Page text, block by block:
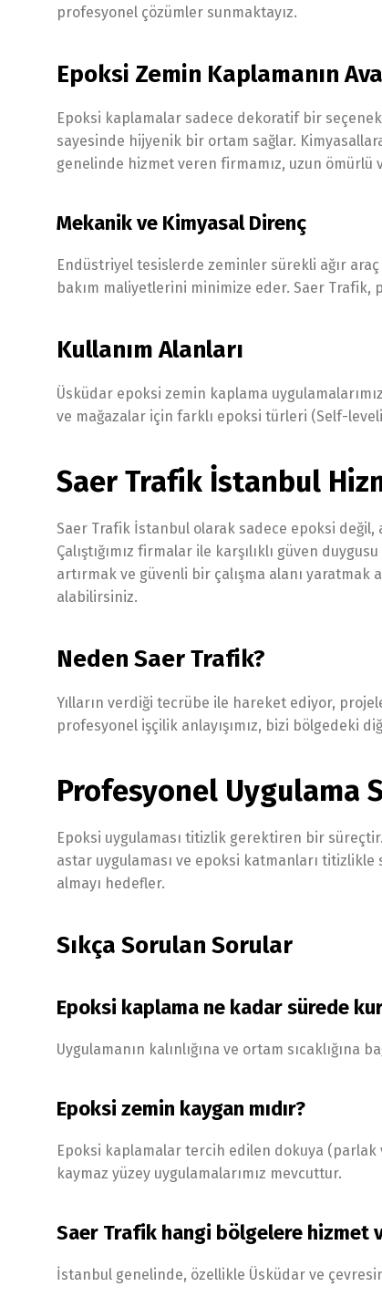
profesyonel çözümler sunmaktayız.
Epoksi Zemin Kaplamanın
Epoksi kaplamalar sadece dekoratif bir
sayesinde hijyenik bir ortam sağlar.
genelinde hizmet veren firmamız, uzun
Mekanik ve Kimyasal Direnç
Endüstriyel tesislerde zeminler sürekli ağır
bakım maliyetlerini minimize eder. Saer
Kullanım Alanları
Üsküdar epoksi zemin kaplama
ve mağazalar için farklı epoksi türleri (Self-
Saer Trafik İstanbul
Saer Trafik İstanbul olarak sadece epoksi
Çalıştığımız firmalar ile karşılıklı güven
artırmak ve güvenli bir çalışma alanı yaratmak
alabilirsiniz.
Neden Saer Trafik?
Yılların verdiği tecrübe ile hareket ediyor,
profesyonel işçilik anlayışımız, bizi bölgedeki
Profesyonel Uygulama
Epoksi uygulaması titizlik gerektiren bir
astar uygulaması ve epoksi katmanları
almayı hedefler.
Sıkça Sorulan Sorular
Epoksi kaplama ne kadar sürede
Uygulamanın kalınlığına ve ortam
Epoksi zemin kaygan mıdır?
Epoksi kaplamalar tercih edilen dokuya
kaymaz yüzey uygulamalarımız mevcuttur.
Saer Trafik hangi bölgelere hizmet
İstanbul genelinde, özellikle Üsküdar ve